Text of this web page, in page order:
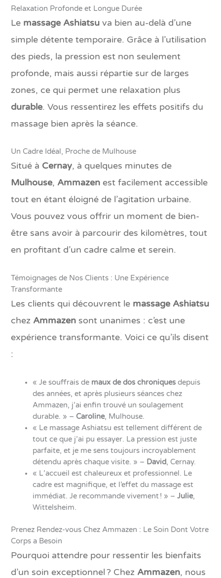
Relaxation Profonde et Longue Durée
Le massage Ashiatsu va bien au-delà d’une
simple détente temporaire. Grâce à l’utilisation
des pieds, la pression est non seulement
profonde, mais aussi répartie sur de larges
zones, ce qui permet une relaxation plus
durable. Vous ressentirez les effets positifs du
massage bien après la séance.
Un Cadre Idéal, Proche de Mulhouse
Situé à Cernay, à quelques minutes de
Mulhouse, Ammazen est facilement accessible
tout en étant éloigné de l’agitation urbaine.
Vous pouvez vous offrir un moment de bien-
être sans avoir à parcourir des kilomètres, tout
en profitant d’un cadre calme et serein.
Témoignages de Nos Clients : Une Expérience
Transformante
Les clients qui découvrent le massage Ashiatsu
chez Ammazen sont unanimes : c’est une
expérience transformante. Voici ce qu’ils disent
:
« Je souffrais de maux de dos chroniques depuis
des années, et après plusieurs séances chez
Ammazen, j’ai enfin trouvé un soulagement
durable. » – Caroline, Mulhouse.
« Le massage Ashiatsu est tellement différent de
tout ce que j’ai pu essayer. La pression est juste
parfaite, et je me sens toujours incroyablement
détendu après chaque visite. » – David, Cernay.
« L’accueil est chaleureux et professionnel. Le
cadre est magnifique, et l’effet du massage est
immédiat. Je recommande vivement ! » –Julie,
Wittelsheim.
Prenez Rendez-vous Chez Ammazen : Le Soin Dont Votre
Corps a Besoin
Pourquoi attendre pour ressentir les bienfaits
d’un soin exceptionnel ? Chez Ammazen, nous